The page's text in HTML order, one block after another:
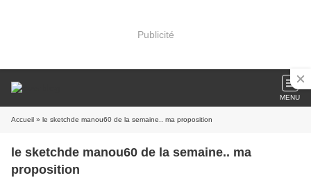
Publicité
MENU
Accueil » le sketchde manou60 de la semaine.. ma proposition
le sketchde manou60 de la semaine.. ma
proposition